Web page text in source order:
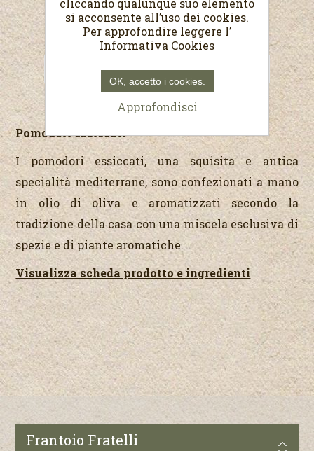
Pomodori essiccati
I pomodori essiccati, una squisita e antica
specialità mediterrane, sono confezionati a mano
in olio di oliva e aromatizzati secondo la
tradizione della casa con una miscela esclusiva di
spezie e di piante aromatiche.
Visualizza scheda prodotto e ingredienti
Frantoio Fratelli
si acconsente all’uso dei cookies.
Per approfondire leggere l’
Informativa Cookies
OK, accetto i cookies.
Approfondisci